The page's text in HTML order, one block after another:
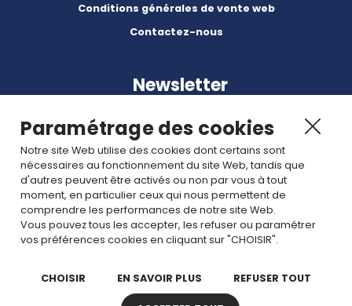
Conditions générales de vente web
Contactez-nous
Newsletter
Abonnez-vous à nos dernières nouvelles et articles.
Rejoignez nous
Paramétrage des cookies
Notre site Web utilise des cookies dont certains sont
nécessaires au fonctionnement du site Web, tandis que
d'autres peuvent être activés ou non par vous à tout
moment, en particulier ceux qui nous permettent de
comprendre les performances de notre site Web.
Vous pouvez tous les accepter, les refuser ou paramétrer
vos préférences cookies en cliquant sur "CHOISIR".
CHOISIR EN SAVOIR PLUS REFUSER TOUT